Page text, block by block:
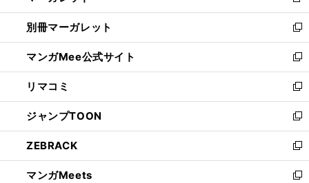
開
く
ウ
で
開
く
ウ
ィ
ン
ド
ウ
で
開
く
し
い
ウ
ィ
ン
ド
ウ
で
開
く
別冊マーガレット
新
し
い
ウ
ィ
ン
ド
ウ
で
開
く
マンガMee公式サイト
新
し
い
ウ
ィ
ン
ド
ウ
で
リマコミ
新
し
い
ウ
ィ
ン
ド
ジャンプTOON
新
し
い
ウ
ィ
ZEBRACK
新
し
い
マンガMeets 新